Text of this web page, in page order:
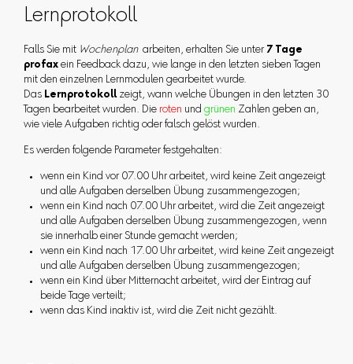
Lernprotokoll
Falls Sie mit Wochenplanarbeiten, erhalten Sie unter 7 Tage
profaxein Feedback dazu, wie lange in den letzten sieben Tagen
mit den einzelnen Lernmodulen gearbeitet wurde.
Das Lernprotokollzeigt, wann welche Übungen in den letzten 30
Tagen bearbeitet wurden. Die roten und grünen Zahlen geben an,
wie viele Aufgaben richtig oder falsch gelöst wurden.
Es werden folgende Parameter festgehalten:
wenn ein Kind vor 07.00 Uhr arbeitet, wird keine Zeit angezeigt
und alle Aufgaben derselben Übung zusammengezogen;
wenn ein Kind nach 07.00 Uhr arbeitet, wird die Zeit angezeigt
und alle Aufgaben derselben Übung zusammengezogen, wenn
sie innerhalb einer Stunde gemacht werden;
wenn ein Kind nach 17.00 Uhr arbeitet, wird keine Zeit angezeigt
und alle Aufgaben derselben Übung zusammengezogen;
wenn ein Kind über Mitternacht arbeitet, wird der Eintrag auf
beide Tage verteilt;
wenn das Kind inaktiv ist, wird die Zeit nicht gezählt.